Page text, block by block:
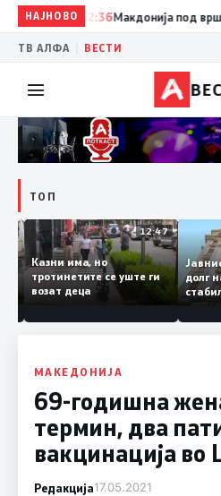
НАЈНОВО
12:36 Макдонија под вршник
ТВ АЛФА ВЕСТИ
ТОП
12:50
и
12:47
Казни има, но
тротинетите се уште ги
возат деца
МАКЕДОНИЈА
69-годишна
термин, два
вакцинација во
Редакција17.05.2021